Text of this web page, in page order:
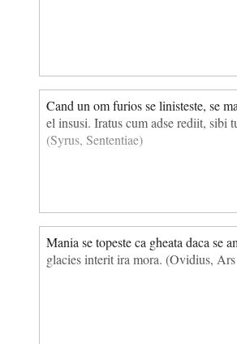
Cand un om furios se linisteste, se
el insusi. Iratus cum adse rediit, sibi
(Syrus, Sententiae)
Mania se topeste ca gheata daca se
glacies interit ira mora. (Ovidius,